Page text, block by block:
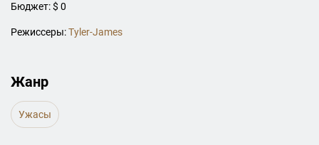
Бюджет: $ 0
Режиссеры:Tyler-James
Жанр
Ужасы